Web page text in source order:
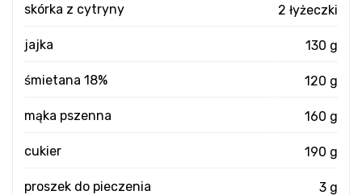
skórka z cytryny 2 łyżeczki
jajka 130 g
śmietana 18% 120 g
mąka pszenna 160 g
cukier 190 g
proszek do pieczenia 3 g